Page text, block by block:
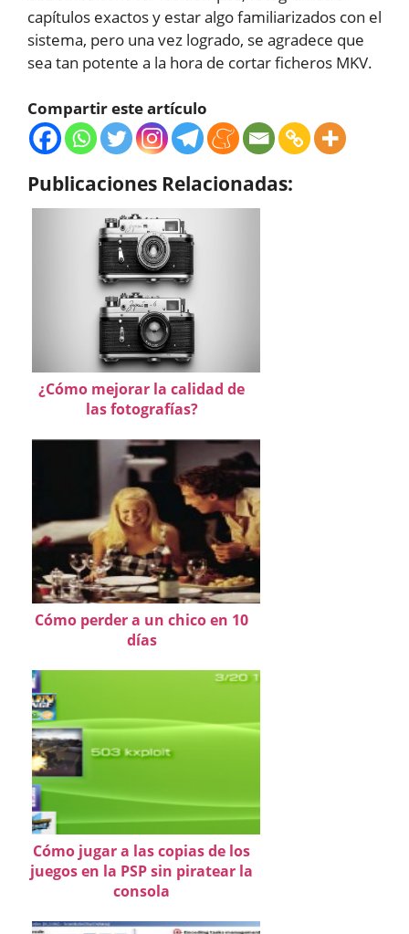
capítulos exactos y estar algo familiarizados con el
sistema, pero una vez logrado, se agradece que
sea tan potente a la hora de cortar ficheros MKV.
Compartir este artículo
Publicaciones Relacionadas:
¿Cómo mejorar la calidad de
las fotografías?
Cómo perder a un chico en 10
días
Cómo jugar a las copias de los
juegos en la PSP sin piratear la
consola